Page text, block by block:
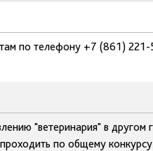
по телефону +7 (861)
"ветеринария" в
по общему